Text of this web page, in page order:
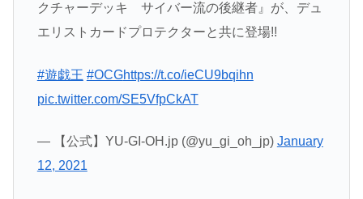
クチャーデッキ サイバー流の後継者』が、デュ
エリストカードプロテクターと共に登場!!
#遊戯王 #OCGhttps://t.co/ieCU9bqihn
pic.twitter.com/SE5VfpCkAT
— 【公式】YU-GI-OH.jp (@yu_gi_oh_jp) January
12, 2021